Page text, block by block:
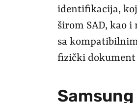
identifikacija,
širom SAD, kao
sa
fizički dokument